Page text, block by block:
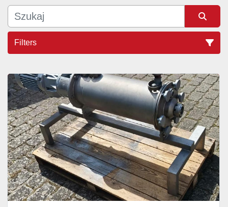
Filters
Sortuj według